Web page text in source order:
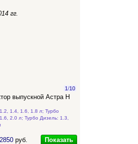
гг.
1/10
выпускной Астра Н
1.4, 1.6, 1.8 л; Турбо
2.0 л; Турбо Дизель: 1.3,
руб. Показать